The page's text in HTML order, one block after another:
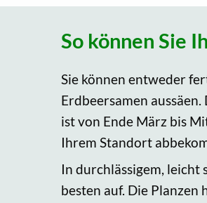
So können Sie
Sie können entweder
Erdbeersamen
ist von Ende März bis
Ihrem Standort
In durchlässigem, leicht
besten auf. Die